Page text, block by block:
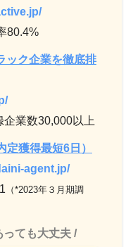
80.4%
ック企業を徹底排
業数30,000以上
獲得最短6日）
agent.jp/
（*2023年３月期調
ても大丈夫 /